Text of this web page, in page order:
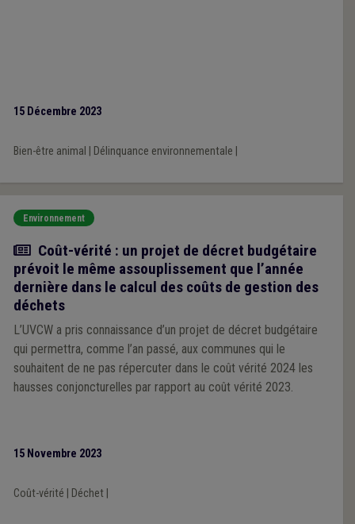
15 Décembre 2023
Bien-être animal Délinquance environnementale
Environnement
Actualité
Coût-vérité : un projet de décret budgétaire
prévoit le même assouplissement que l’année
dernière dans le calcul des coûts de gestion des
déchets
L’UVCW a pris connaissance d’un projet de décret budgétaire
qui permettra, comme l’an passé, aux communes qui le
souhaitent de ne pas répercuter dans le coût vérité 2024 les
hausses conjoncturelles par rapport au coût vérité 2023.
15 Novembre 2023
Coût-vérité Déchet|